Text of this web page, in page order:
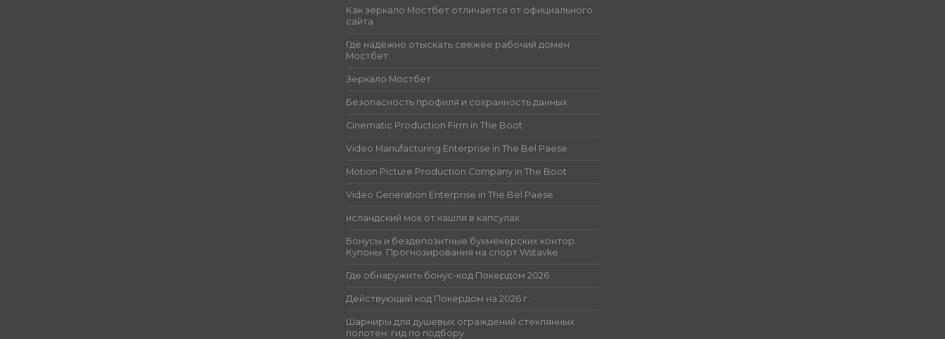
Как зеркало Мостбет отличается от официального
сайта
Где надёжно отыскать свежее рабочий домен
Мостбет
Зеркало Мостбет
Безопасность профиля и сохранность данных
Cinematic Production Firm in The Boot
Video Manufacturing Enterprise in The Bel Paese
Motion Picture Production Company in The Boot
Video Generation Enterprise in The Bel Paese
исландский мох от кашля в капсулах
Бонусы и бездепозитные букмекерских контор.
Купоны. Прогнозирования на спорт Wstavke
Где обнаружить бонус-код Покердом 2026
Действующий код Покердом на 2026 г.
Шарниры для душевых ограждений стеклянных
полотен: гид по подбору